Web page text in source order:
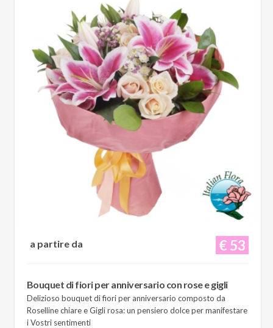
€ 53
a partire da
Bouquet di fiori per anniversario con rose e gigli
Delizioso bouquet di fiori per anniversario composto da
Roselline chiare e Gigli rosa: un pensiero dolce per manifestare
i Vostri sentimenti